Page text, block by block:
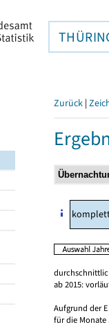
Zurück |
ab 2015:
Aufgrund der
für die Monate